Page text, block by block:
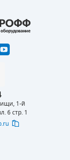
1-й
6 стр. 1